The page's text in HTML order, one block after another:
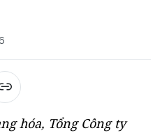
hóa, Tổng Công ty